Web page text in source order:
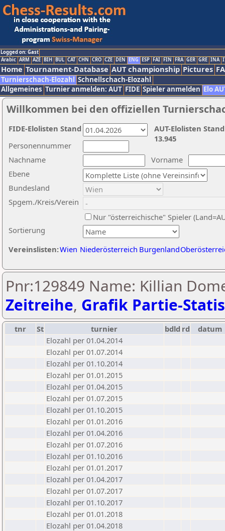
Logged on: Gast
Arabic ARM AZE BIH BUL CAT CHN CRO CZE DEN ENG ESP FAI FIN FRA GER GRE INA
Home Tournament-Database AUT championship Pictures
Turnierschach-Elozahl Schnellschach-Elozahl
Allgemeines Turnier anmelden: AUT FIDE Spieler anmelden Elo
Willkommen bei den offiziellen
Nachname
Vorname
Ebene
Sortierung
Personennummer
Bundesland
Spgem./Kreis/Verein
Nur "österreichische" Spieler
Vereinslisten:Wien Niederösterreich Burgenland
AUT-Elolisten
13.945
FIDE-Elolisten Stand
Pnr:129849 Name: Killian
Zeitreihe, Grafik Partie-
tnr St turnier bdld rd
datum
Elozahl per 01.04.2014
Elozahl per 01.07.2014
Elozahl per 01.10.2014
Elozahl per 01.01.2015
Elozahl per 01.04.2015
Elozahl per 01.07.2015
Elozahl per 01.10.2015
Elozahl per 01.01.2016
Elozahl per 01.04.2016
Elozahl per 01.07.2016
Elozahl per 01.10.2016
Elozahl per 01.01.2017
Elozahl per 01.04.2017
Elozahl per 01.07.2017
Elozahl per 01.10.2017
Elozahl per 01.01.2018
Elozahl per 01.04.2018